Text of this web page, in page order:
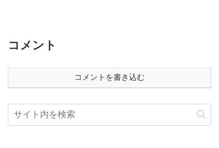
コメント
コメントを書き込む